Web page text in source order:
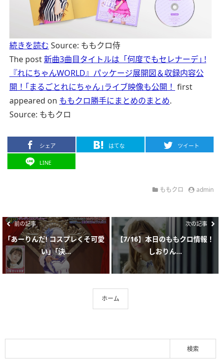
続きを読む Source: ももクロ侍
The post新曲3曲目タイトルは「何度でもセレナーデ｣ !
『れにちゃんWORLD』パッケージ展開図＆収録内容公
開！｢まるごとれにちゃん｣ライブ映像も公開！ first
appeared on ももクロ勝手にまとめのまとめ.
Source: ももクロ
シェア はてな ツイート
LINE
ももクロ admin
前の記事
｢あーりんだ! コスプレくそ可愛
い」｢決...
次の記事
【7/16】本日のももクロ情報！
しおりん...
ホーム